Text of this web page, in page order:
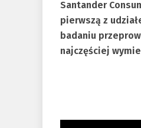
Santander
pierwszą z
badaniu
najczęściej